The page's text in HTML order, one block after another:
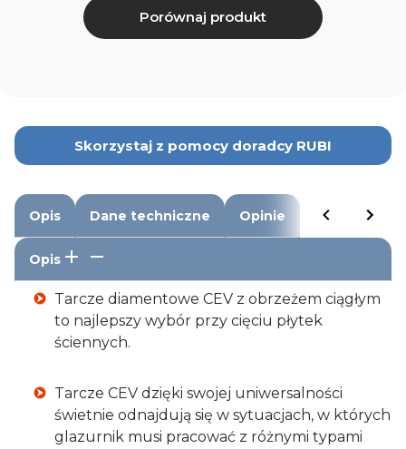
Porównaj produkt
Skorzystaj z pomocy doradcy RUBI
Opis Dane techniczne Opinie
Opis
Tarcze diamentowe CEV z obrzeżem ciągłym
to najlepszy wybór przy cięciu płytek
ściennych.
Tarcze CEV dzięki swojej uniwersalności
świetnie odnajdują się w sytuacjach, w których
glazurnik musi pracować z różnymi typami